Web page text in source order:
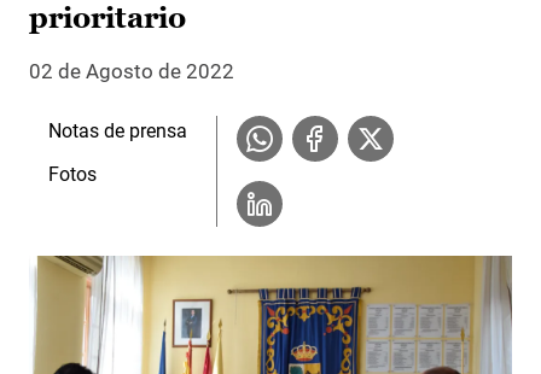
prioritario
02 de Agosto de 2022
Notas de prensa
Fotos